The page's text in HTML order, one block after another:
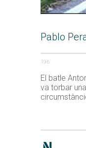
Pablo
196
El batle
va torbar